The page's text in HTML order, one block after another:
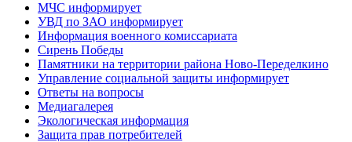
МЧС информирует
УВД по ЗАО информирует
Информация военного комиссариата
Сирень Победы
Памятники на территории района Ново-Переделкино
Управление социальной защиты информирует
Ответы на вопросы
Медиагалерея
Экологическая информация
Защита прав потребителей